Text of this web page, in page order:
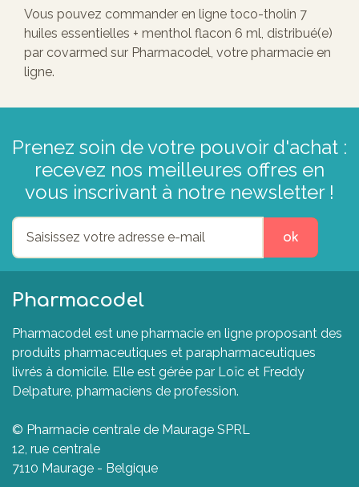
Vous pouvez commander en ligne toco-tholin 7
huiles essentielles + menthol flacon 6 ml, distribué(e)
par covarmed sur Pharmacodel, votre pharmacie en
ligne.
Prenez soin de votre pouvoir d'achat :
recevez nos meilleures offres en
vous inscrivant à notre newsletter !
ok
Pharmacodel
Pharmacodel est une pharmacie en ligne proposant des
produits pharmaceutiques et parapharmaceutiques
livrés à domicile. Elle est gérée par Loïc et Freddy
Delpature, pharmaciens de profession.
© Pharmacie centrale de Maurage SPRL
12, rue centrale
7110 Maurage - Belgique